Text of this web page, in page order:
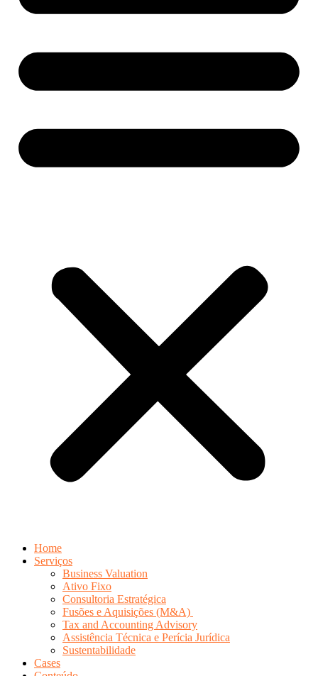
Home
Serviços
Business Valuation
Ativo Fixo
Consultoria Estratégica
Fusões e Aquisições (M&A)
Tax and Accounting Advisory
Assistência Técnica e Perícia Jurídica
Sustentabilidade
Cases